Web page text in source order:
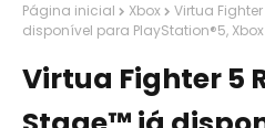
Página inicial Xbox
Virtua
disponível para PlayStation®5, Xbox
Virtua Fighter 5